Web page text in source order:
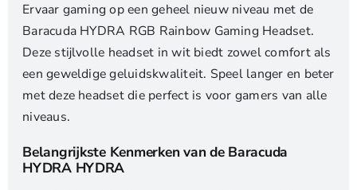
Ervaar gaming op een geheel nieuw niveau met de
Baracuda HYDRA RGB Rainbow Gaming Headset.
Deze stijlvolle headset in wit biedt zowel comfort als
een geweldige geluidskwaliteit. Speel langer en beter
met deze headset die perfect is voor gamers van alle
niveaus.
Belangrijkste Kenmerken van de Baracuda
HYDRA HYDRA